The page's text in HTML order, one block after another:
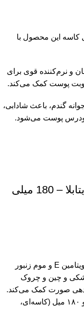
کاسه این محصول با
و نرم‌کننده قوی برای
پوست کمک می‌کند.
گندم، باعث شادابی،
پوست می‌شود.
کرم موم زنبور و جوانه گندم ویتابلا – 180 میلی
این کرم با ترکیب روغن جوانه گندم غنی از ویتامین E و موم زنبور
و چین و چروک
صورت کمک می‌کند.
در دو حجم ۶۰ میل (تیوپی، مناسب همراه) و ۱۸۰ میل (کاسه‌ای،